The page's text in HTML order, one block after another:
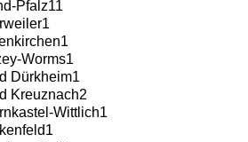
Pfalz11
1
1
Worms1
Dürkheim1
Kreuznach2
Wittlich1
1